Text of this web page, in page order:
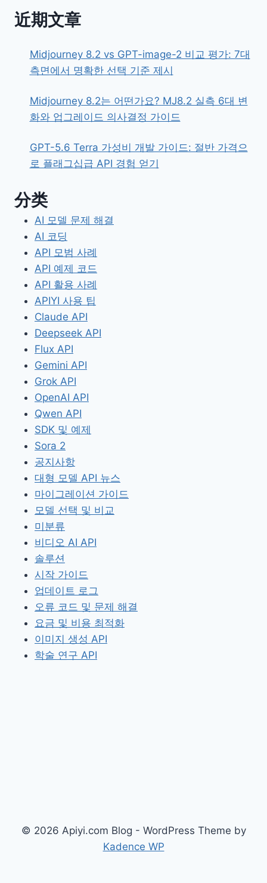
近期文章
Midjourney 8.2 vs GPT-image-2 비교 평가: 7대
측면에서 명확한 선택 기준 제시
Midjourney 8.2는 어떤가요? MJ8.2 실측 6대 변
화와 업그레이드 의사결정 가이드
GPT-5.6 Terra 가성비 개발 가이드: 절반 가격으
로 플래그십급 API 경험 얻기
分类
AI 모델 문제 해결
AI 코딩
API 모범 사례
API 예제 코드
API 활용 사례
APIYI 사용 팁
Claude API
Deepseek API
Flux API
Gemini API
Grok API
OpenAI API
Qwen API
SDK 및 예제
Sora 2
공지사항
대형 모델 API 뉴스
마이그레이션 가이드
모델 선택 및 비교
미분류
비디오 AI API
솔루션
시작 가이드
업데이트 로그
오류 코드 및 문제 해결
요금 및 비용 최적화
이미지 생성 API
학술 연구 API
© 2026 Apiyi.com Blog - WordPress Theme by
Kadence WP